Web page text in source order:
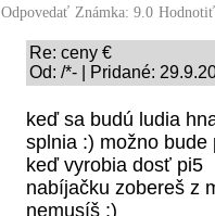
Odpovedať Známka: 9.0
Re: ceny €
Od: /*- | Pridané:
keď sa budú ludia
splnia :) možno
keď vyrobia dosť pi5
nabíjačku zobereš z
nemusíš :)